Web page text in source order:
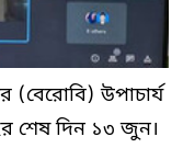
(বেরোবি) উপাচার্য
শেষ দিন ১৩ জুন।